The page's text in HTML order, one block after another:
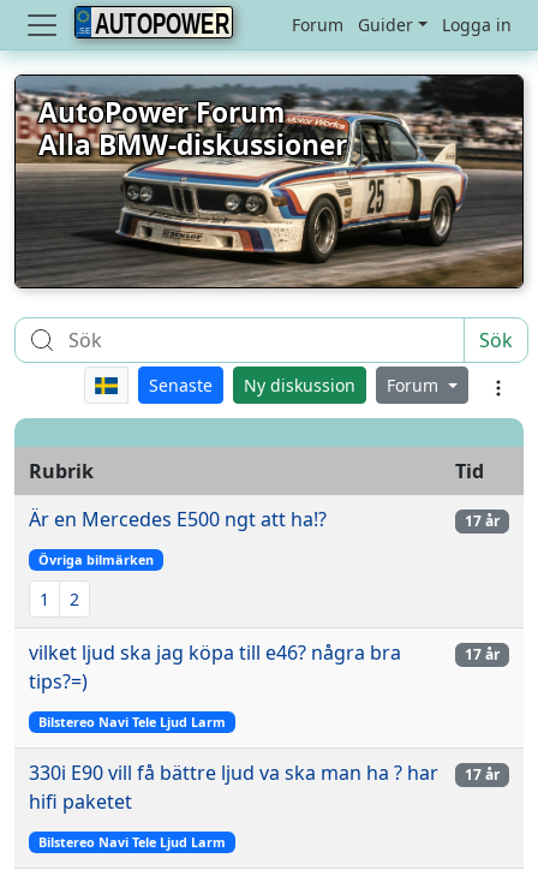
AUTOPOWER Forum Guider Logga in
AutoPower Forum
Alla BMW-diskussioner
Sök
Senaste Ny diskussion Forum
Rubrik
Tid
Är en Mercedes E500 ngt att ha!?
Övriga bilmärken
1 2
17 år
vilket ljud ska jag köpa till e46? några bra
tips?=)
Bilstereo Navi Tele Ljud Larm
17 år
330i E90 vill få bättre ljud va ska man ha ? har
hifi paketet
Bilstereo Navi Tele Ljud Larm
17 år